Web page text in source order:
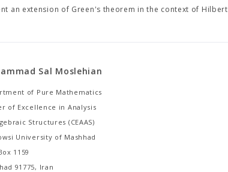
an extension of Green's theorem in the context of Hilbert
Sal Moslehian
of Pure Mathematics
of Excellence in Analysis
Structures (CEAAS)
University of Mashhad
1159
91775, Iran